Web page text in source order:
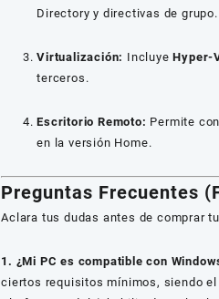
Directory y directivas de grupo.
Virtualización: IncluyeHyper-
terceros.
Escritorio Remoto: Permite
en la versión Home.
Preguntas Frecuentes
Aclara tus dudas antes de comprar tu
1. ¿Mi PC es compatible con
ciertos requisitos mínimos, siendo